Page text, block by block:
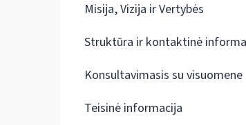
Misija, Vizija ir Vertybės
Struktūra ir kontaktinė
Konsultavimasis su visuomene
Teisinė informacija